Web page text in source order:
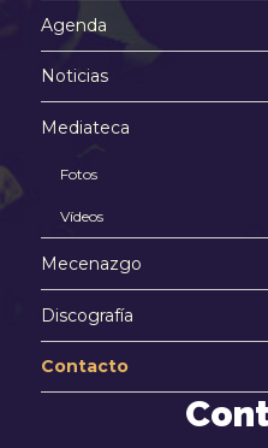
Agenda
Noticias
Mediateca
Fotos
Vídeos
Mecenazgo
Discografía
Contacto